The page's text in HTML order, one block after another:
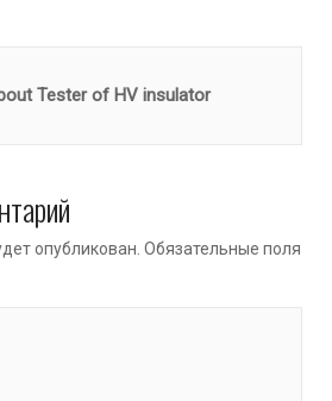
Tester of HV insulator
опубликован. Обязательные поля